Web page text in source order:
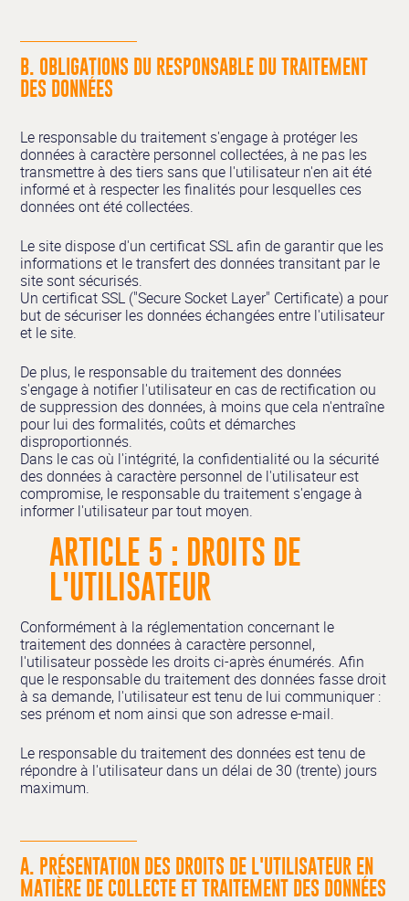
B. OBLIGATIONS DU RESPONSABLE DU TRAITEMENT
DES DONNÉES
Le responsable du traitement s'engage à protéger les
données à caractère personnel collectées, à ne pas les
transmettre à des tiers sans que l'utilisateur n'en ait été
informé et à respecter les finalités pour lesquelles ces
données ont été collectées.
Le site dispose d'un certificat SSL afin de garantir que les
informations et le transfert des données transitant par le
site sont sécurisés.
Un certificat SSL ("Secure Socket Layer" Certificate) a pour
but de sécuriser les données échangées entre l'utilisateur
et le site.
De plus, le responsable du traitement des données
s'engage à notifier l'utilisateur en cas de rectification ou
de suppression des données, à moins que cela n'entraîne
pour lui des formalités, coûts et démarches
disproportionnés.
Dans le cas où l'intégrité, la confidentialité ou la sécurité
des données à caractère personnel de l'utilisateur est
compromise, le responsable du traitement s'engage à
informer l'utilisateur par tout moyen.
ARTICLE 5 : DROITS DE
L'UTILISATEUR
Conformément à la réglementation concernant le
traitement des données à caractère personnel,
l'utilisateur possède les droits ci-après énumérés. Afin
que le responsable du traitement des données fasse droit
à sa demande, l'utilisateur est tenu de lui communiquer :
ses prénom et nom ainsi que son adresse e-mail.
Le responsable du traitement des données est tenu de
répondre à l'utilisateur dans un délai de 30 (trente) jours
maximum.
A. PRÉSENTATION DES DROITS DE L'UTILISATEUR EN
MATIÈRE DE COLLECTE ET TRAITEMENT DES DONNÉES